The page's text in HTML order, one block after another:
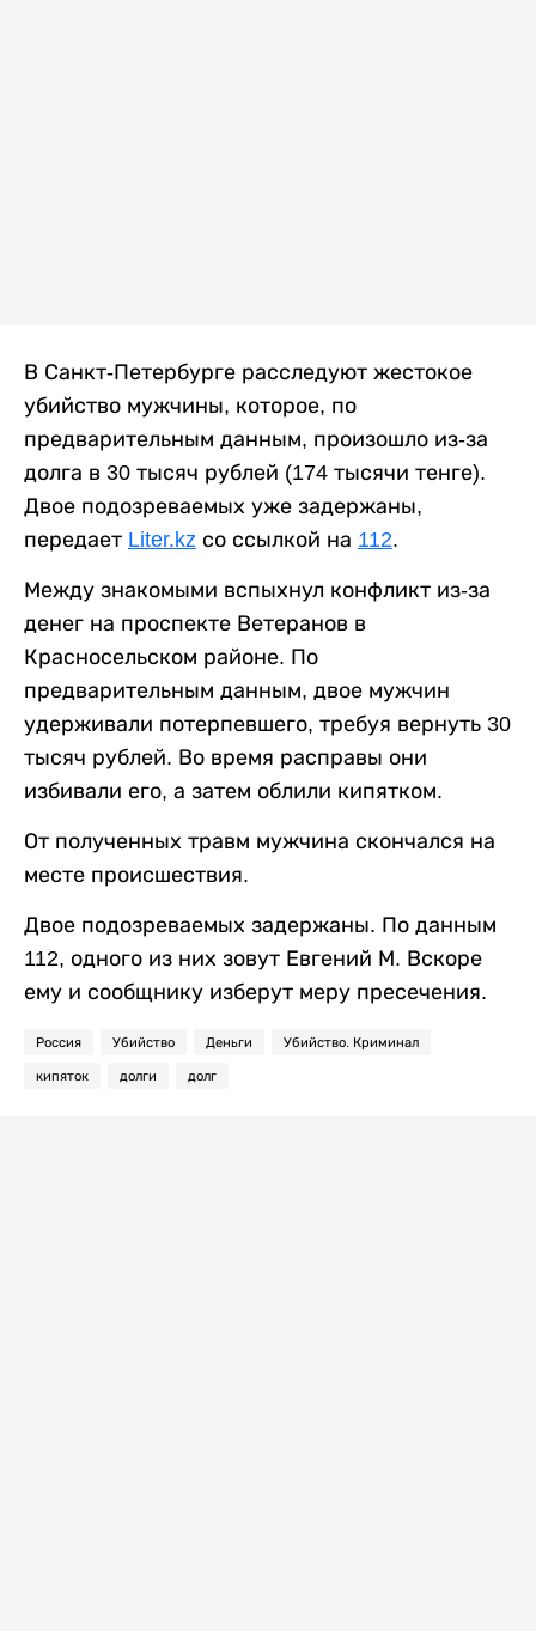
В Санкт-Петербурге расследуют жестокое
убийство мужчины, которое, по
предварительным данным, произошло из-за
долга в 30 тысяч рублей (174 тысячи тенге).
Двое подозреваемых уже задержаны,
передает Liter.kz со ссылкой на 112.
Между знакомыми вспыхнул конфликт из-за
денег на проспекте Ветеранов в
Красносельском районе. По
предварительным данным, двое мужчин
удерживали потерпевшего, требуя вернуть 30
тысяч рублей. Во время расправы они
избивали его, а затем облили кипятком.
От полученных травм мужчина скончался на
месте происшествия.
Двое подозреваемых задержаны. По данным
112, одного из них зовут Евгений М. Вскоре
ему и сообщнику изберут меру пресечения.
Россия Убийство Деньги Убийство. Криминал
кипяток долги долг